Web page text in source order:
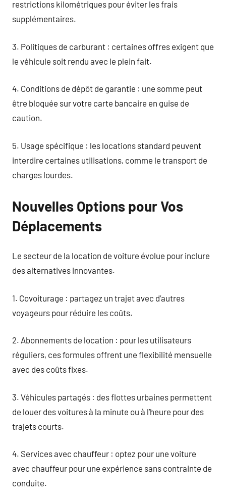
restrictions kilométriques pour éviter les frais
supplémentaires.
3. Politiques de carburant : certaines offres exigent que
le véhicule soit rendu avec le plein fait.
4. Conditions de dépôt de garantie : une somme peut
être bloquée sur votre carte bancaire en guise de
caution.
5. Usage spécifique : les locations standard peuvent
interdire certaines utilisations, comme le transport de
charges lourdes.
Nouvelles Options pour Vos
Déplacements
Le secteur de la location de voiture évolue pour inclure
des alternatives innovantes.
1. Covoiturage : partagez un trajet avec d’autres
voyageurs pour réduire les coûts.
2. Abonnements de location : pour les utilisateurs
réguliers, ces formules offrent une flexibilité mensuelle
avec des coûts fixes.
3. Véhicules partagés : des flottes urbaines permettent
de louer des voitures à la minute ou à l’heure pour des
trajets courts.
4. Services avec chauffeur : optez pour une voiture
avec chauffeur pour une expérience sans contrainte de
conduite.